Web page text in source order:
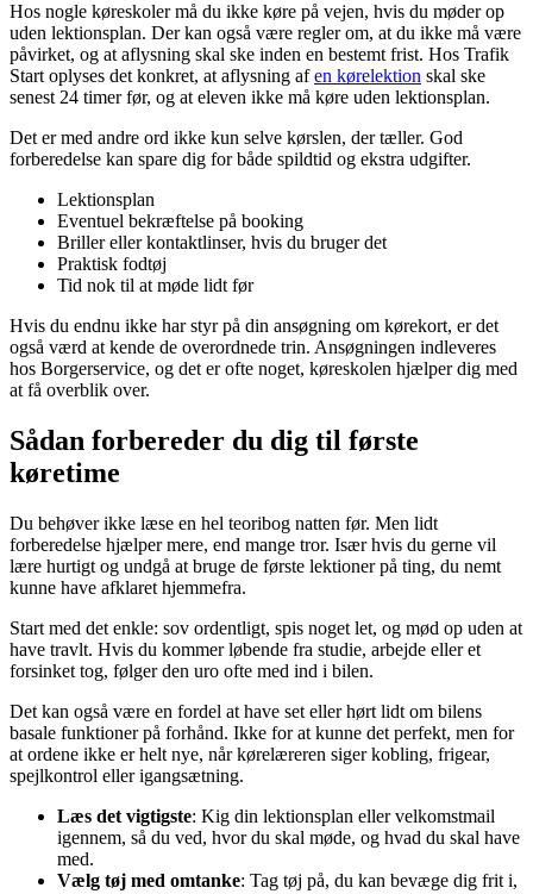
Hos nogle køreskoler må du ikke køre på vejen, hvis du møder op
uden lektionsplan. Der kan også være regler om, at du ikke må være
påvirket, og at aflysning skal ske inden en bestemt frist. Hos Trafik
Start oplyses det konkret, at aflysning afen kørelektion skal ske
senest 24 timer før, og at eleven ikke må køre uden lektionsplan.
Det er med andre ord ikke kun selve kørslen, der tæller. God
forberedelse kan spare dig for både spildtid og ekstra udgifter.
Lektionsplan
Eventuel bekræftelse på booking
Briller eller kontaktlinser, hvis du bruger det
Praktisk fodtøj
Tid nok til at møde lidt før
Hvis du endnu ikke har styr på din ansøgning om kørekort, er det
også værd at kende de overordnede trin. Ansøgningen indleveres
hos Borgerservice, og det er ofte noget, køreskolen hjælper dig med
at få overblik over.
Sådan forbereder du dig til første
køretime
Du behøver ikke læse en hel teoribog natten før. Men lidt
forberedelse hjælper mere, end mange tror. Især hvis du gerne vil
lære hurtigt og undgå at bruge de første lektioner på ting, du nemt
kunne have afklaret hjemmefra.
Start med det enkle: sov ordentligt, spis noget let, og mød op uden at
have travlt. Hvis du kommer løbende fra studie, arbejde eller et
forsinket tog, følger den uro ofte med ind i bilen.
Det kan også være en fordel at have set eller hørt lidt om bilens
basale funktioner på forhånd. Ikke for at kunne det perfekt, men for
at ordene ikke er helt nye, når kørelæreren siger kobling, frigear,
spejlkontrol eller igangsætning.
Læs det vigtigste: Kig din lektionsplan eller velkomstmail
igennem, så du ved, hvor du skal møde, og hvad du skal have
med.
Vælg tøj med omtanke: Tag tøj på, du kan bevæge dig frit i,